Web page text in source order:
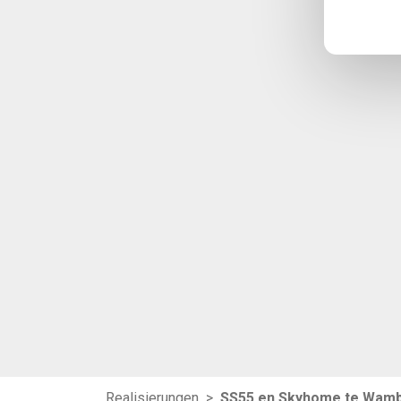
Realisierungen > SS55 en Skyhome te